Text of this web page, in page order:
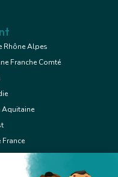
Rhône Alpes
Franche Comté
Aquitaine
de Loire